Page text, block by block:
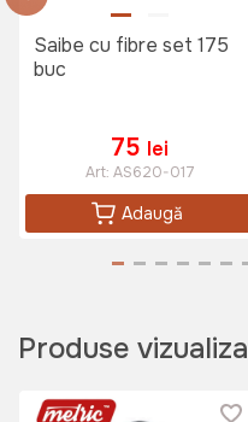
Saibe cu fibre set 175
buc
75 lei
Art: AS620-017
Adaugă
Produse